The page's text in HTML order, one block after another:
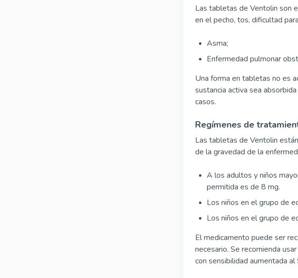
Las tabletas de Ventolin son
en el pecho, tos, dificultad
Asma;
Enfermedad pulmonar
Una forma en tabletas no es
sustancia activa sea
casos.
Regímenes de
Las tabletas de Ventolin
de la gravedad de la
A los adultos y niños
permitida es de 8 mg.
Los niños en el grupo de
Los niños en el grupo de
El medicamento puede ser
necesario. Se recomienda
con sensibilidad aumentada al